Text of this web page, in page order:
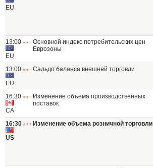
EU
13:00
EU
Основной индекс потребительских цен
Еврозоны
13:00
EU
Сальдо баланса внешней торговли
16:30
CA
Изменение объема производственных
поставок
16:30
US
Изменение объема розничной торговли